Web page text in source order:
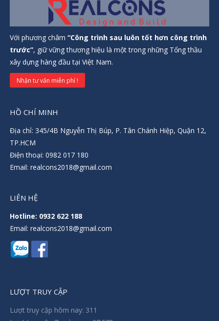
Với phương châm “Công trình sau luôn tốt hơn công trình
trước”, giữ vững thương hiệu là một trong những Tổng thầu
xây dựng hàng đầu tại Việt Nam.
Nhận tư vấn miễn phí !
HỒ CHÍ MINH
Địa chỉ: 345/4B Nguyễn Thị Búp, P. Tân Chánh Hiệp, Quận 12,
TP.HCM
Điện thoại: 0982 017 180
Email: realcons2018@gmail.com
LIÊN HỆ
Hotline: 0932 622 188
Email: realcons2018@gmail.com
LƯỢT TRUY CẬP
Lượt truy cập hôm nay: 311